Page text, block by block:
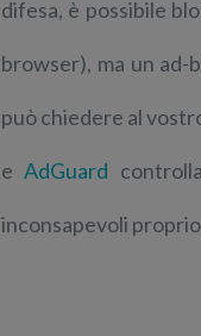
difesa, è possibile
browser), ma un
può chiedere al
eAdGuard
inconsapevoli